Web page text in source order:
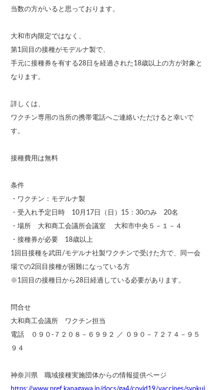
当数の方がいると思っております。
大和市内限定ではなく、
第1回目の接種がモデルナ製で、
手元に接種券を有する28日を経過された18歳以上の方が対象と
なります。
詳しくは、
ワクチン専用の当所の携帯電話へご連絡いただけると幸いで
す。
接種費用は無料
条件
・ワクチン：モデルナ製
・受入れ予定日時 10月17日（日）15：30のみ 20名
・場所 大和商工会議所会議室 大和市中央５－１－４
・接種券が必要 18歳以上
1回目接種を武田/モデルナ社製ワクチンで受けた方で、同一会
場での2回目接種が困難になっている方
※1回目の接種日から28日経過している必要があります。
問合せ
大和商工会議所 ワクチン担当
電話 ０９０-７２０８－６９９２ ／ ０９０－７２７４－９５
９４
神奈川県 職域接種実施団体からの情報提供ページ